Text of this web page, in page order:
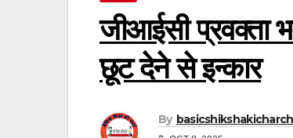
जीआईसी प्रवक्ता
छूट देने से इन्कार
By